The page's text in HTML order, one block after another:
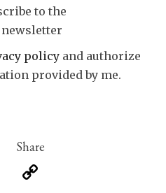
to the
policy and authorize
provided by me.